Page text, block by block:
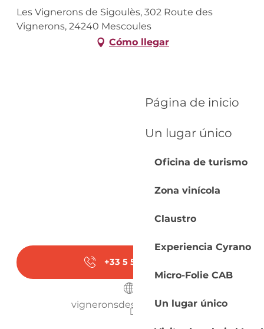
Página de inicio
Un lugar único
Oficina de turismo
Zona vinícola
Claustro
Experiencia Cyrano
Micro-Folie CAB
Un lugar único
Les Vignerons de Sigoulès, 302 Route des
Vignerons, 24240 Mescoules
Cómo llegar
+33 5 53 61 55
vigneronsdesigoules.com